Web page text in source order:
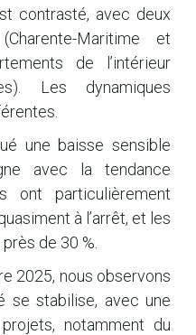
contrasté, avec deux
Maritime et
de l’intérieur
Les dynamiques
une baisse sensible
avec la tendance
ont particulièrement
à l’arrêt, et les
de 30 %.
2025, nous observons
se stabilise, avec une
notamment du